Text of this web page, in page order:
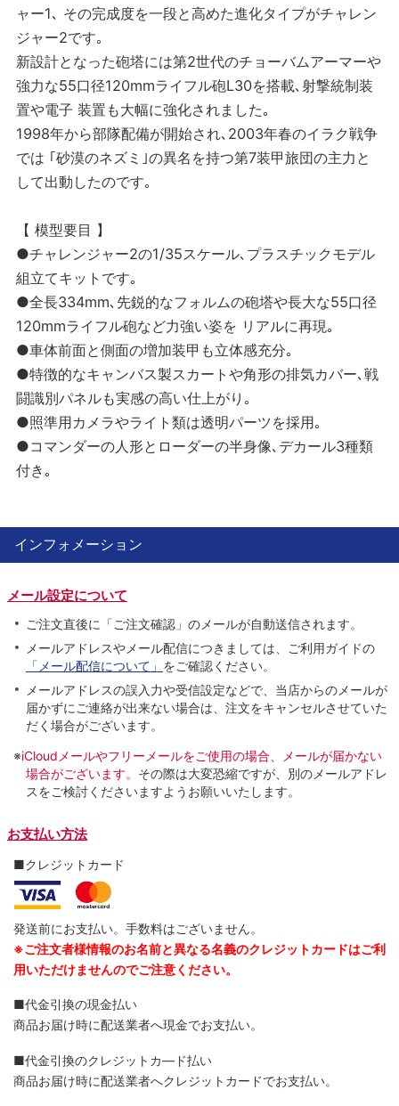
ャー1､ その完成度を一段と高めた進化タイプがチャレン
ジャー2です｡
新設計となった砲塔には第2世代のチョーバムアーマーや
強力な55口径120mmライフル砲L30を搭載､射撃統制装
置や電子 装置も大幅に強化されました｡
1998年から部隊配備が開始され､2003年春のイラク戦争
では ｢砂漠のネズミ｣の異名を持つ第7装甲旅団の主力と
して出動したのです｡
【 模型要目 】
●チャレンジャー2の1/35スケール､プラスチックモデル
組立てキットです｡
●全長334mm､先鋭的なフォルムの砲塔や長大な55口径
120mmライフル砲など力強い姿を リアルに再現｡
●車体前面と側面の増加装甲も立体感充分｡
●特徴的なキャンバス製スカートや角形の排気カバー､戦
闘識別パネルも実感の高い仕上がり｡
●照準用カメラやライト類は透明パーツを採用｡
●コマンダーの人形とローダーの半身像､デカール3種類
付き｡
インフォメーション
メール設定について
ご注文直後に「ご注文確認」のメールが自動送信されます。
メールアドレスやメール配信につきましては、ご利用ガイドの
「メール配信について」 をご確認ください。
メールアドレスの誤入力や受信設定などで、当店からのメールが
届かずにご連絡が出来ない場合は、注文をキャンセルさせていた
だく場合がございます。
※iCloudメールやフリーメールをご使用の場合、メールが届かない
場合がございます。 その際は大変恐縮ですが、別のメールアドレ
スをご検討くださいますようお願いいたします。
お支払い方法
■クレジットカード
発送前にお支払い。手数料はございません。
※ご注文者様情報のお名前と異なる名義のクレジットカードはご利
用いただけませんのでご注意ください。
■代金引換の現金払い
商品お届け時に配送業者へ現金でお支払い。
■代金引換のクレジットカ―ド払い
商品お届け時に配送業者へクレジットカードでお支払い。